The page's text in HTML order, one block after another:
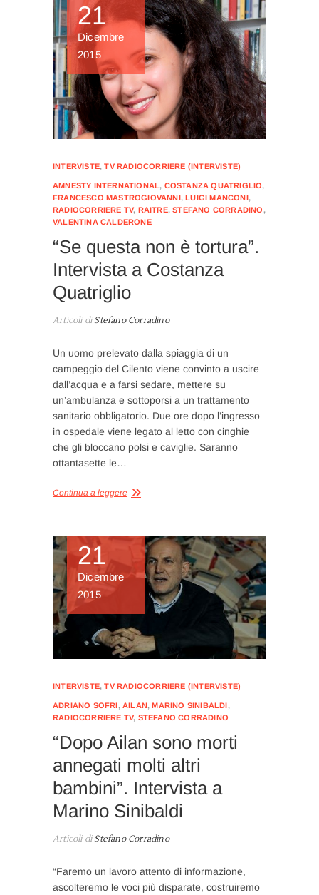
21
Dicembre
2015
INTERVISTE,TV RADIOCORRIERE (INTERVISTE)
AMNESTY INTERNATIONAL, COSTANZA QUATRIGLIO,
FRANCESCO MASTROGIOVANNI,LUIGI MANCONI,
RADIOCORRIERE TV, RAITRE,STEFANO CORRADINO ,
VALENTINA CALDERONE
“Se questa non è tortura”.
Intervista a Costanza
Quatriglio
Articoli diStefano Corradino
Un uomo prelevato dalla spiaggia di un
campeggio del Cilento viene convinto a uscire
dall’acqua e a farsi sedare, mettere su
un’ambulanza e sottoporsi a un trattamento
sanitario obbligatorio. Due ore dopo l’ingresso
in ospedale viene legato al letto con cinghie
che gli bloccano polsi e caviglie. Saranno
ottantasette le…
Continua a leggere
21
Dicembre
2015
INTERVISTE,TV RADIOCORRIERE (INTERVISTE)
ADRIANO SOFRI,AILAN,MARINO SINIBALDI,
RADIOCORRIERE TV, STEFANO CORRADINO
“Dopo Ailan sono morti
annegati molti altri
bambini”. Intervista a
Marino Sinibaldi
Articoli diStefano Corradino
“Faremo un lavoro attento di informazione,
ascolteremo le voci più disparate, costruiremo